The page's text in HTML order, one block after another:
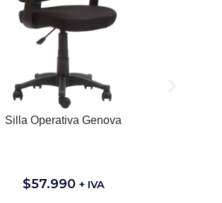
Silla Operativa Genova
$57.990 + IVA